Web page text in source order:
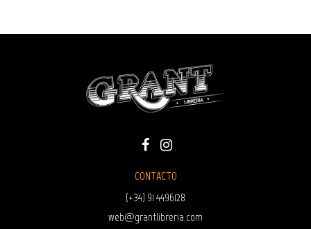
CONTACTO
(+34) 91 4496128
web@grantlibreria.com